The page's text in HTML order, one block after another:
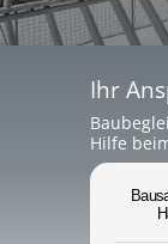
Ihr
Hilfe